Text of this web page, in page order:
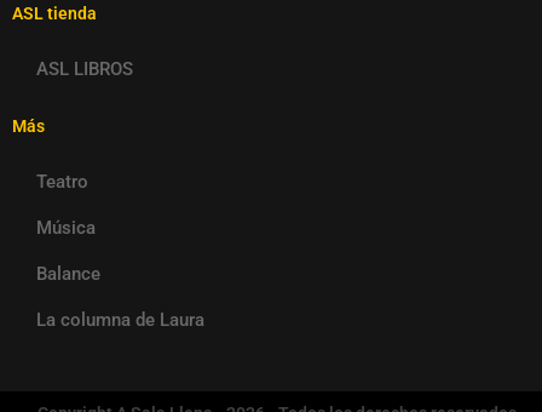
ASL tienda
ASL LIBROS
Más
Teatro
Música
Balance
La columna de Laura